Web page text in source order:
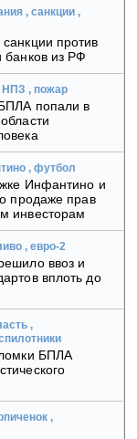
, санкции ,
против
из РФ
НПЗ , пожар
попали в
, футбол
Инфантино и
продаже прав
инвесторам
, евро-2
ввоз и
вплоть до
,
БПЛА
,